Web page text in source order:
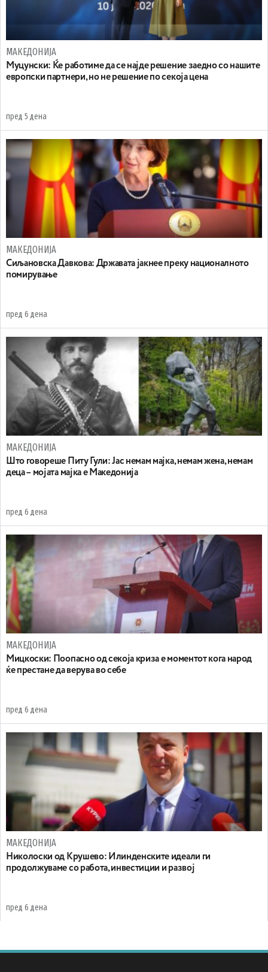
МАКЕДОНИЈА
Муцунски: Ќе работиме да се најде решение заедно со нашите
европски партнери, но не решение по секоја цена
пред 5 дена
МАКЕДОНИЈА
Сиљановска Давкова: Државата јакнее преку националното
помирување
пред 6 дена
МАКЕДОНИЈА
Што говореше Питу Гули: Јас немам мајка, немам жена, немам
деца – мојата мајка е Македонија
пред 6 дена
МАКЕДОНИЈА
Мицкоски: Поопасно од секоја криза е моментот кога народ
ќе престане да верува во себе
пред 6 дена
МАКЕДОНИЈА
Николоски од Крушево: Илинденските идеали ги
продолжуваме со работа, инвестиции и развој
пред 6 дена